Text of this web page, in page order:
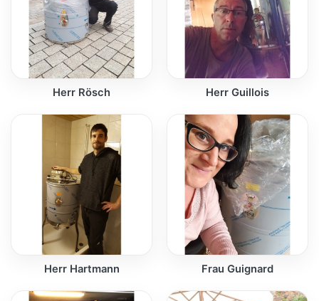
Herr Rösch Herr Guillois
Herr Hartmann Frau Guignard